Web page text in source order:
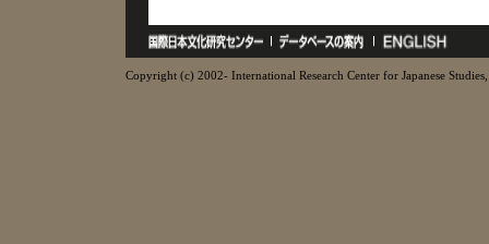
Copyright (c) 2002- International Research Center for Japanese